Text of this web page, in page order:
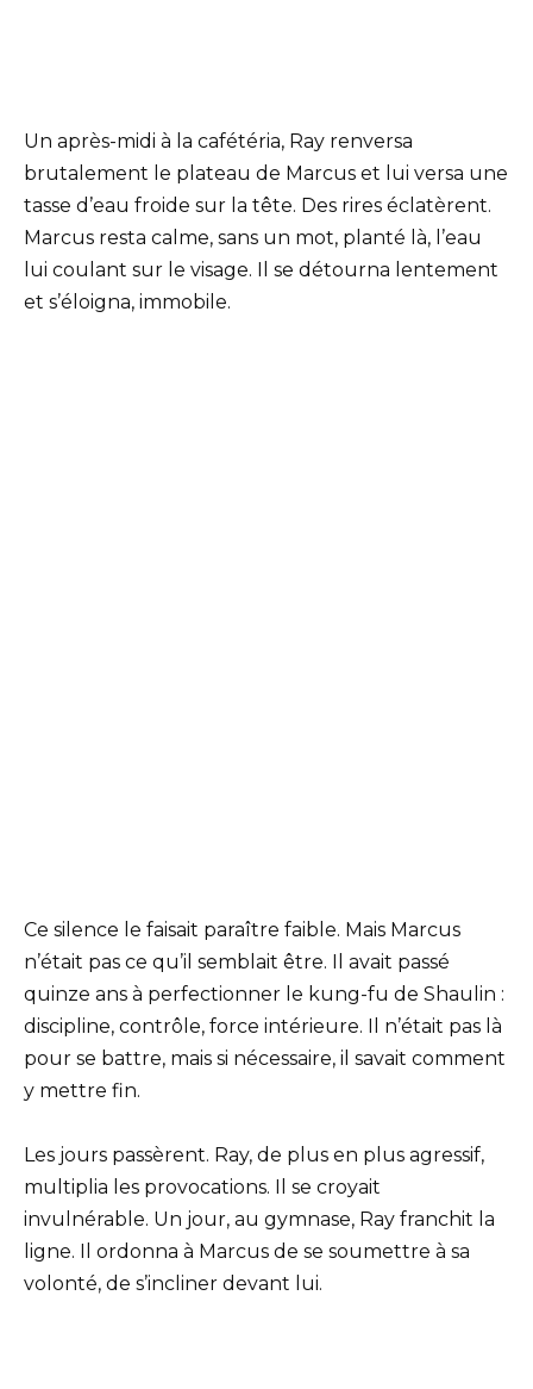
Un après-midi à la cafétéria, Ray renversa
brutalement le plateau de Marcus et lui versa une
tasse d’eau froide sur la tête. Des rires éclatèrent.
Marcus resta calme, sans un mot, planté là, l’eau
lui coulant sur le visage. Il se détourna lentement
et s’éloigna, immobile.
Ce silence le faisait paraître faible. Mais Marcus
n’était pas ce qu’il semblait être. Il avait passé
quinze ans à perfectionner le kung-fu de Shaulin :
discipline, contrôle, force intérieure. Il n’était pas là
pour se battre, mais si nécessaire, il savait comment
y mettre fin.
Les jours passèrent. Ray, de plus en plus agressif,
multiplia les provocations. Il se croyait
invulnérable. Un jour, au gymnase, Ray franchit la
ligne. Il ordonna à Marcus de se soumettre à sa
volonté, de s’incliner devant lui.